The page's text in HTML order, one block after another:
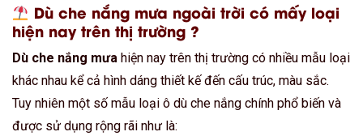
Dù che nắng mưa ngoài trời có mấy loại
hiện nay trên thị trường ?
Dù che nắng mưa hiện nay trên thị trường có nhiều mẫu loại
khác nhau kể cả hình dáng thiết kế đến cấu trúc, màu sắc.
Tuy nhiên một số mẫu loại ô dù che nắng chính phổ biến và
được sử dụng rộng rãi như là: